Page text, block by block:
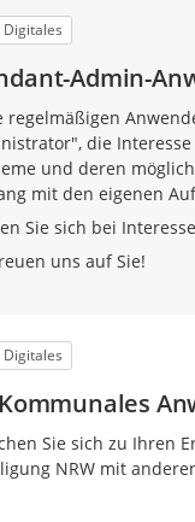
Digitales
Admin-
regelmäßigen
die
und deren
mit den eigenen
Sie sich bei
uns auf Sie!
Digitales
Sie sich zu Ihren
NRW mit